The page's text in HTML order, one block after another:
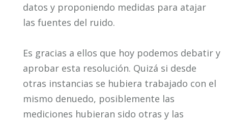
datos y proponiendo medidas para atajar
las fuentes del ruido.
Es gracias a ellos que hoy podemos debatir y
aprobar esta resolución. Quizá si desde
otras instancias se hubiera trabajado con el
mismo denuedo, posiblemente las
mediciones hubieran sido otras y las